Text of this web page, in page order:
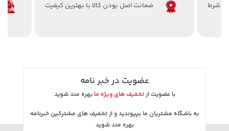
ضمانت اصل بودن کالا با بهترین کیفیت
عضویت در خبر نامه
با عضویت ازتخفیف های ویژه ما بهره مند شوید
به باشگاه مشتریان ما بپیوندید و از تخفیف های مشترکین خبرنامه
بهره مند شوید